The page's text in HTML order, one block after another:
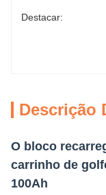
Destacar:
Descrição
O bloco
carrinho de
100Ah